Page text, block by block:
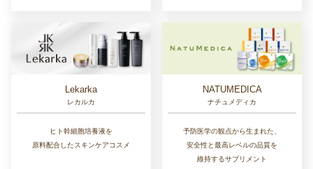
Lekarka
レカルカ
ヒト幹細胞培養液を
原料配合したスキンケアコスメ
NATUMEDICA
ナチュメディカ
予防医学の観点から生まれた、
安全性と最高レベルの品質を
維持するサプリメント